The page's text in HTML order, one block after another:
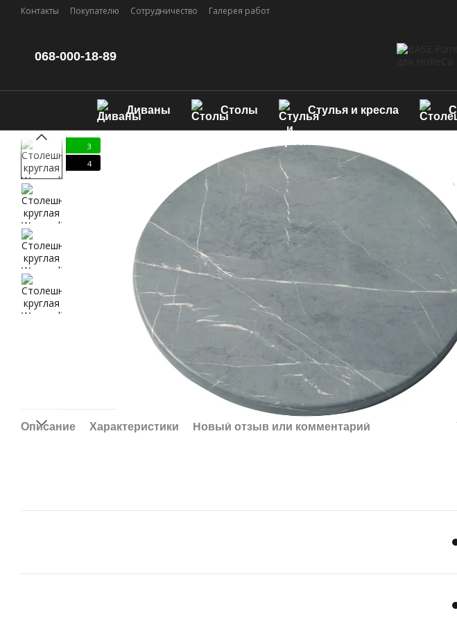
Перейти к основному контенту
Контакты Покупателю Сотрудничество Галерея работ
068-000-18-89
Диваны Столы Стулья и кресла
3
4
Описание Характеристики Новый отзыв или комментарий